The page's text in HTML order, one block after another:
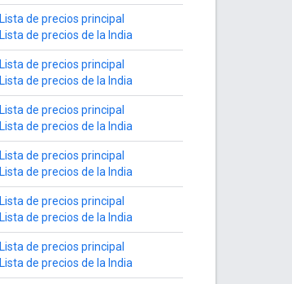
Lista de precios principal
Lista de precios de la India
Lista de precios principal
Lista de precios de la India
Lista de precios principal
Lista de precios de la India
Lista de precios principal
Lista de precios de la India
Lista de precios principal
Lista de precios de la India
Lista de precios principal
Lista de precios de la India